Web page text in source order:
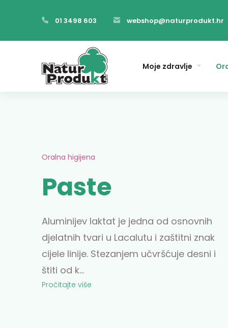
01 3498 603 webshop@naturprodukt.hr
Moje zdravlje
Oralna higijena
Paste
Aluminijev laktat je jedna od osnovnih
djelatnih tvari u Lacalutu i zaštitni znak
cijele linije. Stezanjem učvršćuje desni i
štiti od k...
Pročitajte više